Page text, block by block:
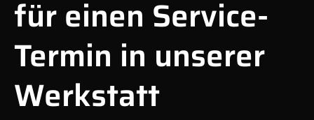
für einen Service-
Termin in unserer
Werkstatt